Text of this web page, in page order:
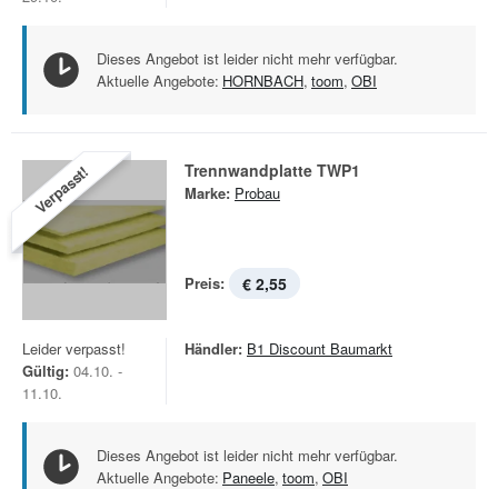
Dieses Angebot ist leider nicht mehr verfügbar.
Aktuelle Angebote: HORNBACH, toom, OBI
Verpasst! Trennwandplatte TWP1
Marke: Probau
Preis: € 2,55
Leider verpasst!
Gültig: 04.10. -
11.10.
Händler: B1 Discount Baumarkt
Dieses Angebot ist leider nicht mehr verfügbar.
Aktuelle Angebote: Paneele, toom, OBI